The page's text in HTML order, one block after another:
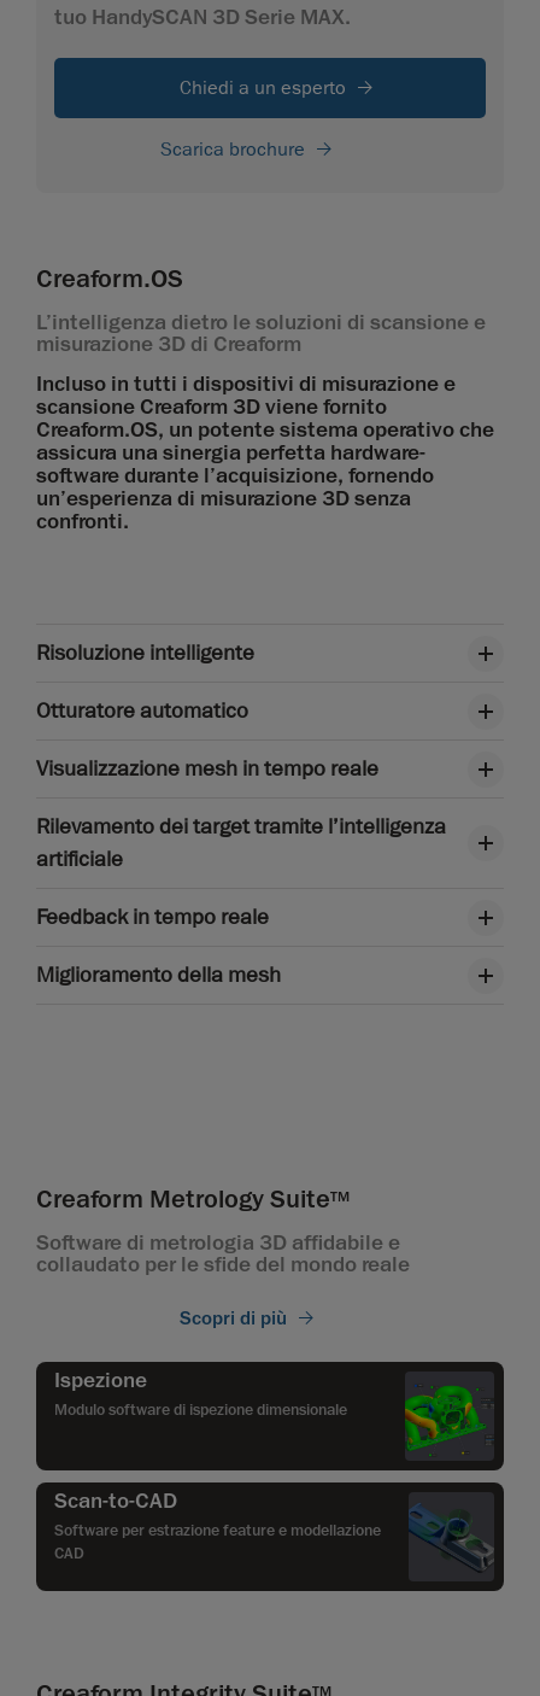
tuo HandySCAN 3D Serie MAX.
Chiedi a un esperto
Scarica brochure
Creaform.OS
L’intelligenza dietro le soluzioni di scansione e
misurazione 3D di Creaform
Incluso in tutti i dispositivi di misurazione e
scansione Creaform 3D viene fornito
Creaform.OS, un potente sistema operativo che
assicura una sinergia perfetta hardware-
software durante l’acquisizione, fornendo
un’esperienza di misurazione 3D senza
confronti.
Risoluzione intelligente
Otturatore automatico
Visualizzazione mesh in tempo reale
Rilevamento dei target tramite l’intelligenza
artificiale
Feedback in tempo reale
Miglioramento della mesh
Creaform Metrology SuiteTM
Software di metrologia 3D affidabile e
collaudato per le sfide del mondo reale
Scopri di più
Ispezione
Modulo software di ispezione dimensionale
Scan-to-CAD
Software per estrazione feature e modellazione
CAD
TM